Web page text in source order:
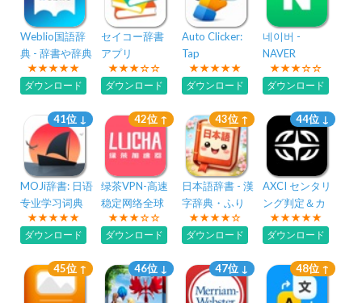
Weblio国語辞
典 - 辞書や辞典
を多数掲載
ダウンロード
セイコー辞書
アプリ
ダウンロード
Auto Clicker:
Tap
Automation
ダウンロード
네이버 -
NAVER
ダウンロード
41位 ↓
MOJi辞書: 日语
专业学习词典
ダウンロード
42位 ↑
绿茶VPN-高速
稳定网络全球
加速器-快连
VPN安全稳定
ダウンロード
43位 ↑
日本語辞書 - 漢
字辞典・ふり
がな・語彙学
習・翻訳アプ
ダウンロード
44位 ↓
AXCI センタリ
ング判定＆カ
ード管理
ダウンロード
45位 ↑ 46位 ↓ 47位 ↓ 48位 ↑